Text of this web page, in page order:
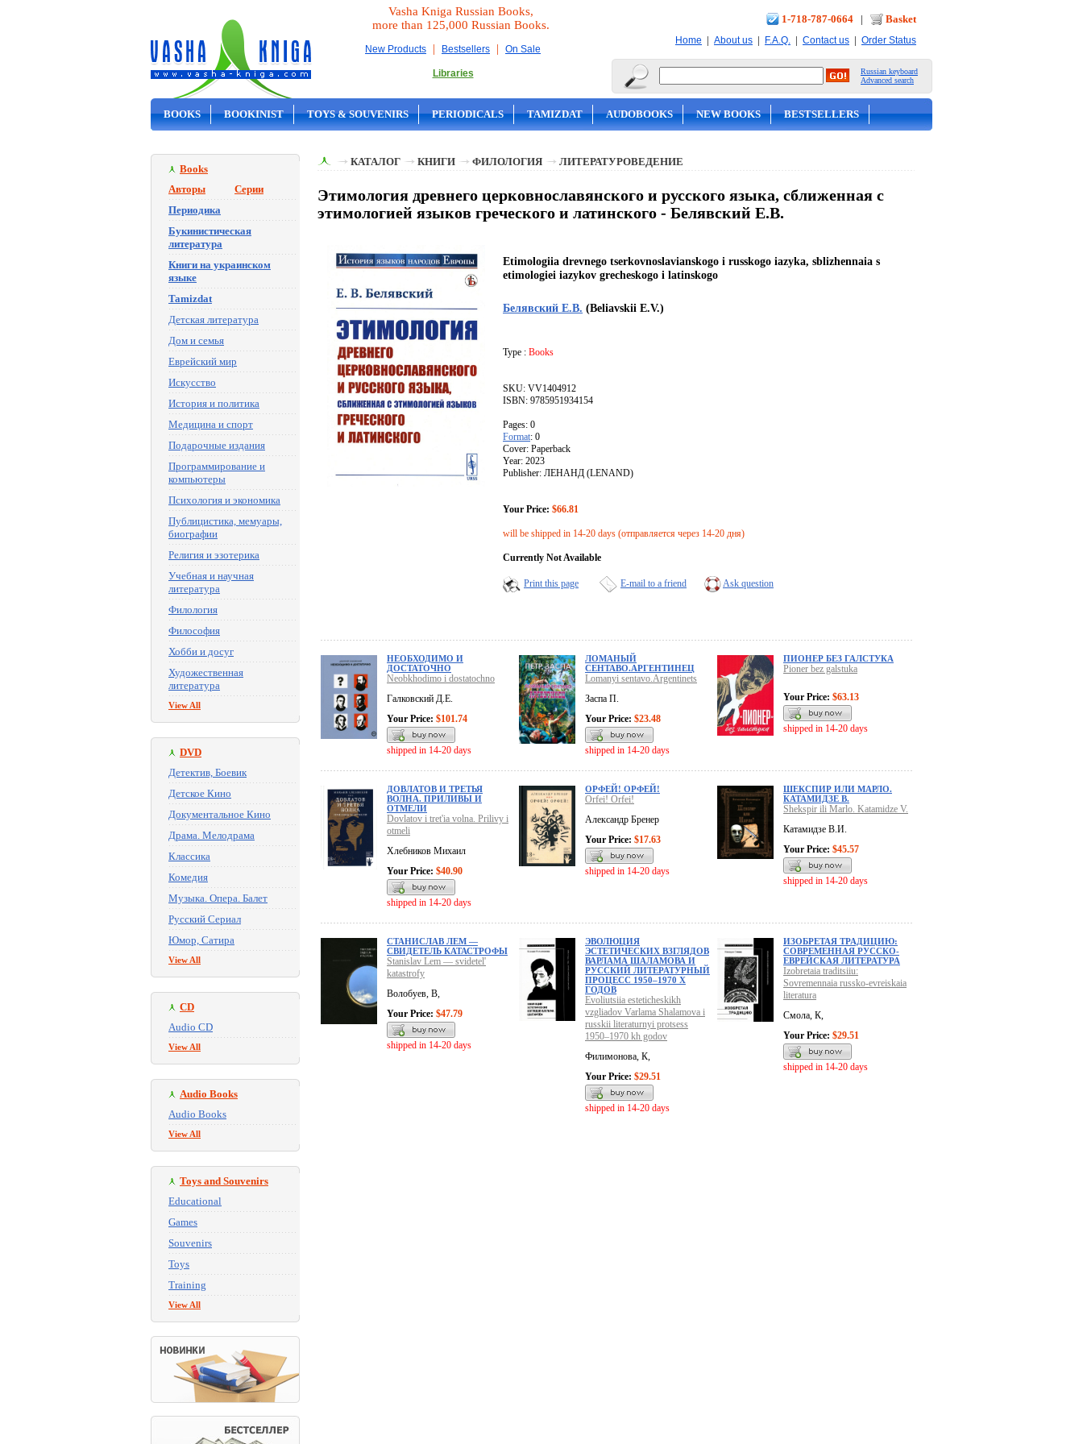
Vasha Kniga Russian Books,
more than 125,000 Russian Books.
New Products | Bestsellers | On Sale
Libraries
1-718-787-0664 | Basket
Home | About us | F.A.Q. | Contact us | Order Status
Russian keyboard
Advanced search
BOOKS BOOKINIST TOYS & SOUVENIRS PERIODICALS TAMIZDAT AUDOBOOKS NEW BOOKS BESTSELLERS
Books
Авторы
Серии
Периодика
Букинистическая
литература
Книги на украинском
языке
Tamizdat
Детская литература
Дом и семья
Еврейский мир
Искусство
История и политика
Медицина и спорт
Подарочные издания
Программирование и
компьютеры
Психология и экономика
Публицистика, мемуары,
биографии
Религия и эзотерика
Учебная и научная
литература
Филология
Философия
Хобби и досуг
Художественная
литература
View All
DVD
Детектив, Боевик
Детское Кино
Документальное Кино
Драма. Мелодрама
Классика
Комедия
Музыка. Опера. Балет
Русский Сериал
Юмор, Сатира
View All
CD
Audio CD
View All
Audio Books
Audio Books
View All
Toys and Souvenirs
Educational
Games
Souvenirs
Toys
Training
View All
КАТАЛОГ КНИГИ ФИЛОЛОГИЯ ЛИТЕРАТУРОВЕДЕНИЕ
Этимология древнего церковнославянского и русского языка, сближенная с
этимологией языков греческого и латинского - Белявский Е.В.
Etimologiia drevnego tserkovnoslavianskogo i russkogo iazyka, sblizhennaia s
etimologiei iazykov grecheskogo i latinskogo
Белявский Е.В. (Beliavskii E.V.)
Type : Books
SKU: VV1404912
ISBN: 9785951934154
Pages: 0
Format: 0
Cover: Paperback
Year: 2023
Publisher: ЛЕНАНД (LENAND)
Your Price: $66.81
will be shipped in 14-20 days (отправляется через 14-20 дня)
Currently Not Available
Print this page E-mail to a friend Ask question
НЕОБХОДИМО И
ДОСТАТОЧНО
Neobkhodimo i dostatochno
Галковский Д.Е.
Your Price: $101.74
shipped in 14-20 days
ЛОМАНЫЙ
СЕНТАВО.АРГЕНТИНЕЦ
Lomanyi sentavo.Argentinets
Заспа П.
Your Price: $23.48
shipped in 14-20 days
ПИОНЕР БЕЗ ГАЛСТУКА
Pioner bez galstuka
Your Price: $63.13
shipped in 14-20 days
ДОВЛАТОВ И ТРЕТЬЯ
ВОЛНА. ПРИЛИВЫ И
ОТМЕЛИ
Dovlatov i tret'ia volna. Prilivy i
otmeli
Хлебников Михаил
Your Price: $40.90
shipped in 14-20 days
ОРФЕЙ! ОРФЕЙ!
Orfei! Orfei!
Александр Бренер
Your Price: $17.63
shipped in 14-20 days
ШЕКСПИР ИЛИ МАРЛО.
КАТАМИДЗЕ В.
Shekspir ili Marlo. Katamidze V.
Катамидзе В.И.
Your Price: $45.57
shipped in 14-20 days
СТАНИСЛАВ ЛЕМ —
СВИДЕТЕЛЬ КАТАСТРОФЫ
Stanislav Lem — svidetel'
katastrofy
Волобуев, В,
Your Price: $47.79
shipped in 14-20 days
ЭВОЛЮЦИЯ
ЭСТЕТИЧЕСКИХ ВЗГЛЯДОВ
ВАРЛАМА ШАЛАМОВА И
РУССКИЙ ЛИТЕРАТУРНЫЙ
ПРОЦЕСС 1950–1970 Х
ГОДОВ
Evoliutsiia esteticheskikh
vzgliadov Varlama Shalamova i
russkii literaturnyi protsess
1950–1970 kh godov
Филимонова, К,
Your Price: $29.51
shipped in 14-20 days
ИЗОБРЕТАЯ ТРАДИЦИЮ:
СОВРЕМЕННАЯ РУССКО-
ЕВРЕЙСКАЯ ЛИТЕРАТУРА
Izobretaia traditsiiu:
Sovremennaia russko-evreiskaia
literatura
Смола, К,
Your Price: $29.51
shipped in 14-20 days